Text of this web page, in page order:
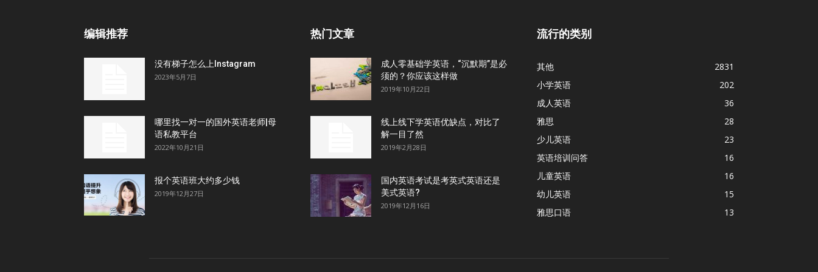
编辑推荐
没有梯子怎么上Instagram
2023年5月7日
哪里找一对一的国外英语老师|母
语私教平台
2022年10月21日
报个英语班大约多少钱
2019年12月27日
热门文章
成人零基础学英语，“沉默期”是必
须的？你应该这样做
2019年10月22日
线上线下学英语优缺点，对比了
解一目了然
2019年2月28日
国内英语考试是考英式英语还是
美式英语?
2019年12月16日
流行的类别
其他
2831
小学英语
202
成人英语
36
雅思
28
少儿英语
23
英语培训问答
16
儿童英语
16
幼儿英语
15
雅思口语
13